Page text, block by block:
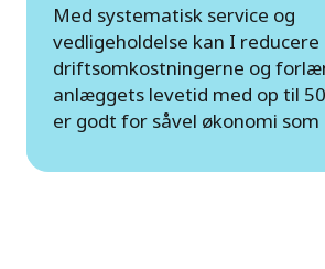
Med systematisk service og
vedligeholdelse kan I reducere
driftsomkostningerne og
anlæggets levetid med op til
er godt for såvel økonomi som